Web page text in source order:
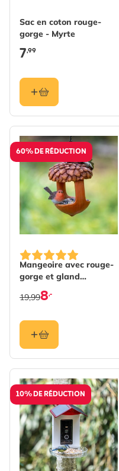
Sac en coton rouge-
gorge - Myrte
7,99
60% DE RÉDUCTION
Mangeoire avec rouge-
gorge et gland
(Polystone)
8,-
19,99
10% DE RÉDUCTION